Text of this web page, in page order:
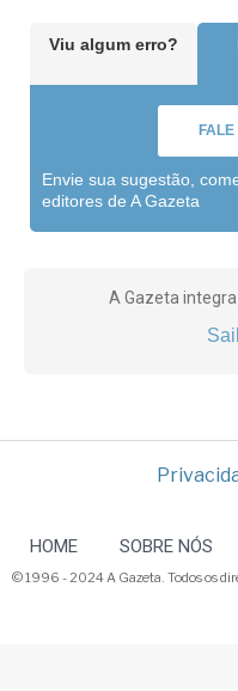
Viu algum erro?
Envie sua sugestão,
editores de A Gazeta
A Gazeta integra
HOME SOBRE NÓS
© 1996 - 2024 A Gazeta. Todos os